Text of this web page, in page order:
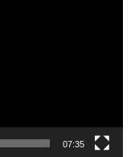
07:35